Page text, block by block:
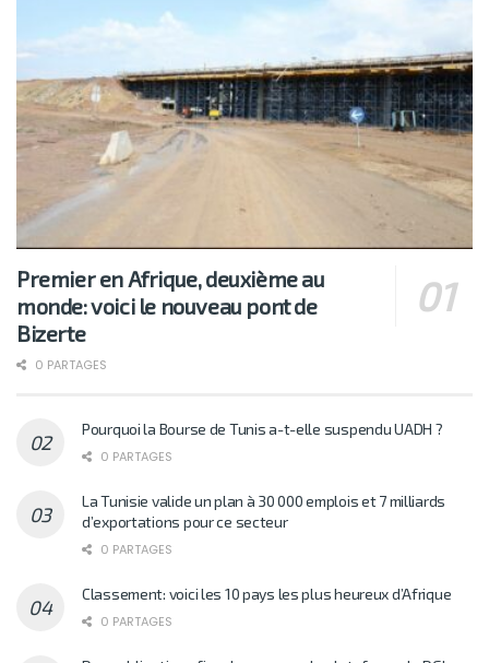
Premier en Afrique, deuxième au
monde: voici le nouveau pont de
Bizerte
0 PARTAGES
Pourquoi la Bourse de Tunis a-t-elle suspendu UADH ?
0 PARTAGES
La Tunisie valide un plan à 30 000 emplois et 7 milliards
d’exportations pour ce secteur
0 PARTAGES
Classement: voici les 10 pays les plus heureux d’Afrique
0 PARTAGES